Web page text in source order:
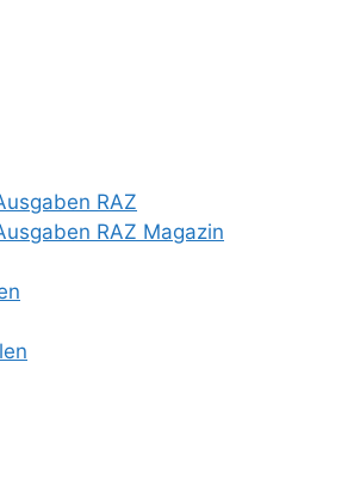
RAZ
RAZ Magazin